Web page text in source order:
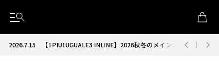
2026.7.15【1PIU1UGUALE3 INLINE】2026秋冬のメインコレクションが